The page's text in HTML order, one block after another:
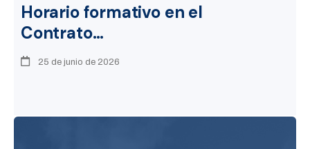
Horario formativo en el
Contrato…
25 de junio de 2026